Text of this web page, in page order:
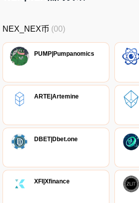
NEX_NEX币 (00)
PUMP|Pumpanomics
ARTE|Artemine
DBET|Dbet.one
XFI|Xfinance